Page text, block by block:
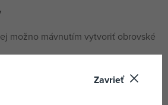
možno mávnutím vytvoriť obrovské
Zavrieť